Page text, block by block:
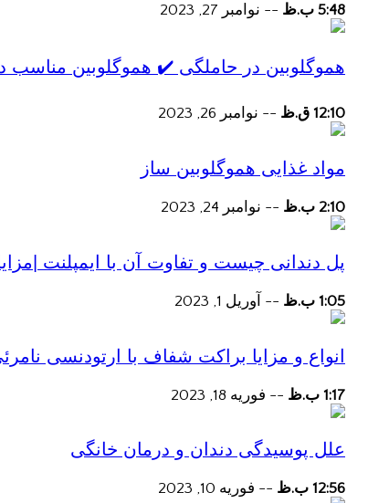
5:48 ب.ظ -- نوامبر 27, 2023
هموگلوبین در حاملگی ✔️ هموگلوبین مناسب
12:10 ق.ظ -- نوامبر 26, 2023
مواد غذایی هموگلوبین ساز
2:10 ب.ظ -- نوامبر 24, 2023
پل دندانی چیست و تفاوت آن با ایمپلنت
1:05 ب.ظ -- آوریل 1, 2023
انواع و مزایا براکت شفاف با ارتودنسی
1:17 ب.ظ -- فوریه 18, 2023
علل پوسیدگی دندان و درمان خانگی
12:56 ب.ظ -- فوریه 10, 2023